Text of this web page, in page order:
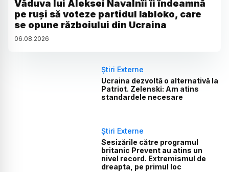
Văduva lui Aleksei Navalnîi îi îndeamnă
pe ruși să voteze partidul Iabloko, care
se opune războiului din Ucraina
06.08.2026
Știri Externe
Ucraina dezvoltă o alternativă la
Patriot. Zelenski: Am atins
standardele necesare
Știri Externe
Sesizările către programul
britanic Prevent au atins un
nivel record. Extremismul de
dreapta, pe primul loc